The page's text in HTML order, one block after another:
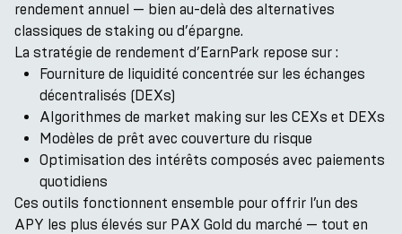
rendement annuel — bien au-delà des alternatives
classiques de staking ou d’épargne.
La stratégie de rendement d’EarnPark repose sur :
Fourniture de liquidité concentrée sur les échanges
décentralisés (DEXs)
Algorithmes de market making sur les CEXs et DEXs
Modèles de prêt avec couverture du risque
Optimisation des intérêts composés avec paiements
quotidiens
Ces outils fonctionnent ensemble pour offrir l’un des
APY les plus élevés sur PAX Gold du marché — tout en